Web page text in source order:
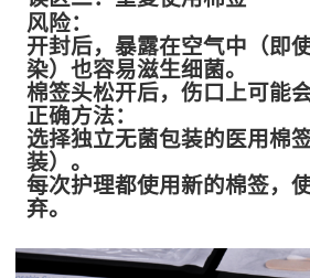
风险：
开封后，暴露在空气中（即
染）也容易滋生细菌。
棉签头松开后，伤口上可能
正确方法：
选择独立无菌包装的医用棉
装）。
每次护理都使用新的棉签，
弃。